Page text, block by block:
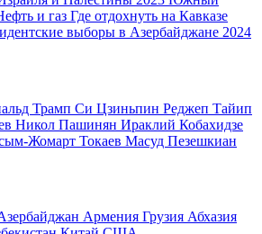
и газ Где отдохнуть на Кавказе
выборы в Азербайджане 2024
Трамп Си Цзиньпин Реджеп Тайип
Никол Пашинян Ираклий Кобахидзе
Жомарт Токаев Масуд Пезешкиан
Армения Грузия Абхазия